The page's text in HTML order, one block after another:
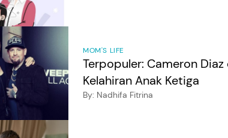
MOM'S LIFE
Terpopuler: Cameron
Kelahiran Anak Ketiga
By: Nadhifa Fitrina